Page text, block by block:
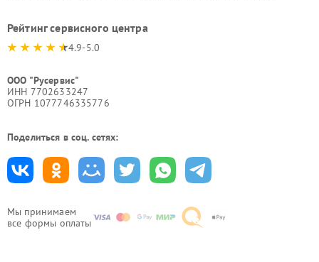
Мы принимаем
все формы оплаты
Рейтинг сервисного центра
4.9-5.0
ООО "Русервис"
ИНН 7702633247
ОГРН 1077746335776
Поделиться в соц. сетях: